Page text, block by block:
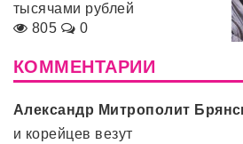
тысячами рублей
805
0
КОММЕНТАРИИ
Александр Митрополит
и корейцев везут